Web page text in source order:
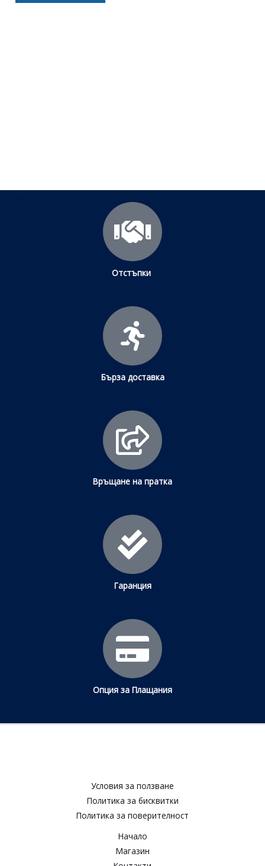
Отстъпки
Бърза доставка
Връщане на пратка
Гаранция
Опция за Плащания
Условия за ползване​
Политика за бисквитки​
Политика за поверителност​
Начало
Магазин